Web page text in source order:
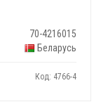
70-4216015
Беларусь
Код: 4766-4